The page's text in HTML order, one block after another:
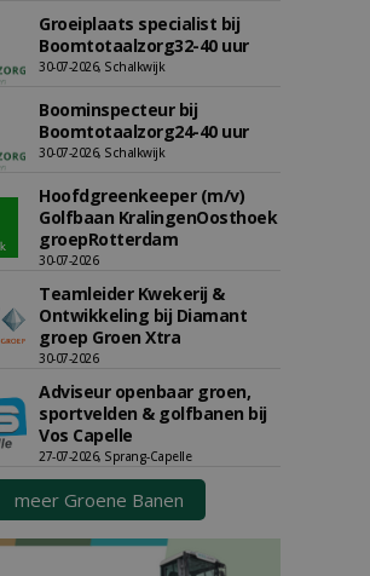
Groeiplaats specialist bij
Boomtotaalzorg32-40 uur
30-07-2026, Schalkwijk
Boominspecteur bij
Boomtotaalzorg24-40 uur
30-07-2026, Schalkwijk
Hoofdgreenkeeper (m/v)
Golfbaan KralingenOosthoek
groepRotterdam
30-07-2026
Teamleider Kwekerij &
Ontwikkeling bij Diamant
groep Groen Xtra
30-07-2026
Adviseur openbaar groen,
sportvelden & golfbanen bij
Vos Capelle
27-07-2026, Sprang-Capelle
meer Groene Banen